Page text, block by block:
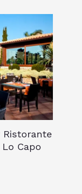
Ristorante
Lo Capo